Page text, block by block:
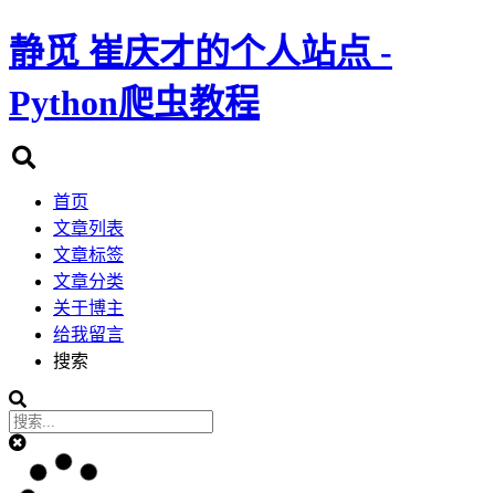
静觅 崔庆才的个人站点 -
Python爬虫教程
首页
文章列表
文章标签
文章分类
关于博主
给我留言
搜索